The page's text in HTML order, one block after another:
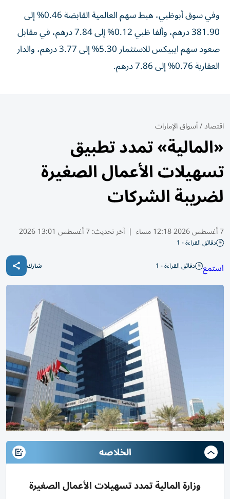
وفي سوق أبوظبي، هبط سهم العالمية القابضة 0.46% إلى
381.90 درهم، وألفا ظبي 0.12% إلى 7.84 درهم، في مقابل
صعود سهم ايبيكس للاستثمار 5.30% إلى 3.77 درهم، والدار
العقارية 0.76% إلى 7.86 درهم.
اقتصاد/أسواق الإمارات
«المالية» تمدد تطبيق
تسهيلات الأعمال الصغيرة
لضريبة الشركات
7 أغسطس 2026 12:18 مساء | آخر تحديث:7 أغسطس 13:01 2026
دقائق القراءة - 1
استمع دقائق القراءة - 1 شارك
الخلاصه
وزارة المالية تمدد تسهيلات الأعمال الصغيرة